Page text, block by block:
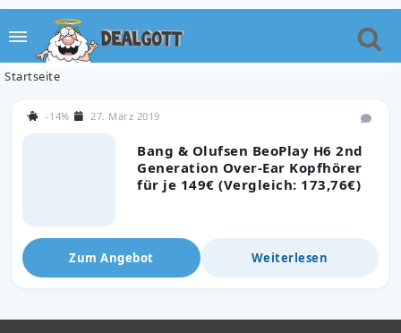
Startseite
Bang & Olufsen BeoPlay H6 2nd
Generation Over-Ear Kopfhörer
für je 149€ (Vergleich: 173,76€)
-14% 27. März 2019
Zum Angebot Weiterlesen